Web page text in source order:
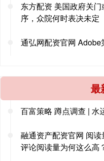
东方配资 美国政府关
序，众院何时表决未定
通弘网配资官网
最
百富策略 蹲点调查 | 水
融通资产配资官网 阅
评论阅读量为何这么高